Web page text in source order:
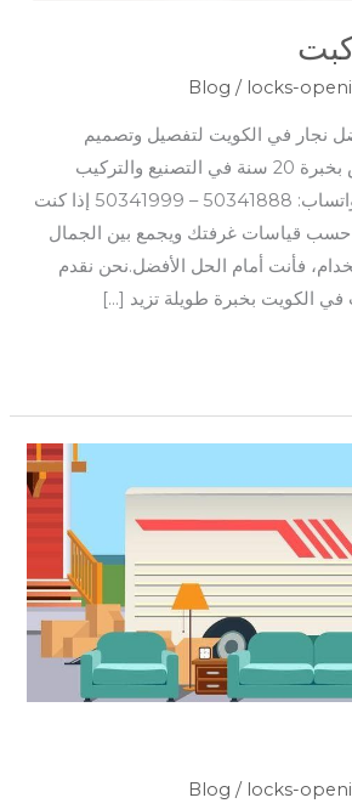
Blog / locks-
نجار في الكويت لتفصيل وتصميم
الكبتات حسب المقاس بخبرة 20 سنة في التصنيع والتركيب
اتصل أو واتساب: 50341888 – 50341999 إذا كنت
قياسات غرفتك ويجمع بين الجمال
فأنت أمام الحل الأفضل.نحن نقدم
الكويت بخبرة طويلة تزيد […]
Blog / locks-